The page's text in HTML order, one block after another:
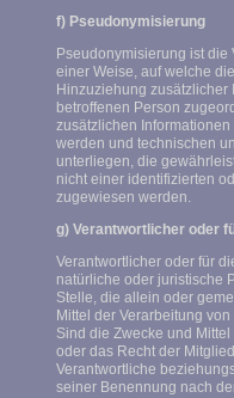
f) Pseudonymisierung
Pseudonymisierung ist
einer Weise, auf welche
Hinzuziehung
betroffenen Person
zusätzlichen
werden und technischen
unterliegen, die
nicht einer identifizierten
zugewiesen werden.
g) Verantwortlicher
Verantwortlicher oder für
natürliche oder juristische
Stelle, die allein oder
Mittel der Verarbeitung
Sind die Zwecke und
oder das Recht der
Verantwortliche
seiner Benennung nach